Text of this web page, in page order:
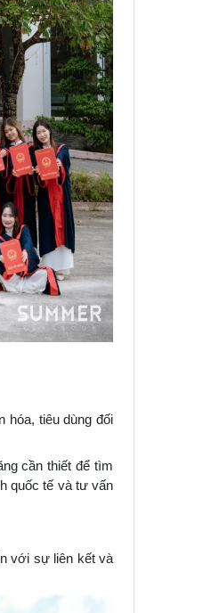
hóa, tiêu dùng đối
cần thiết để tìm
quốc tế và tư vấn
với sự liên kết và